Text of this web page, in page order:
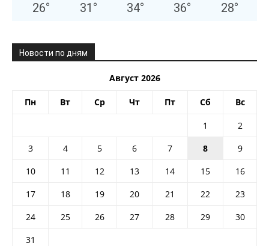
26° 31 ° 34° 36° 28°
Новости по дням
Август 2026
Пн Вт Ср Чт Пт Сб Вс
1
2
3
4 5 6 7 8
9
10
11 12 13 14 15
16
17
18 19 20 21 22
23
24
25 26 27 28 29
30
31